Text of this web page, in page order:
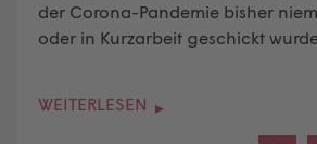
der Corona-Pandemie bisher
oder in Kurzarbeit geschickt
WEITERLESEN